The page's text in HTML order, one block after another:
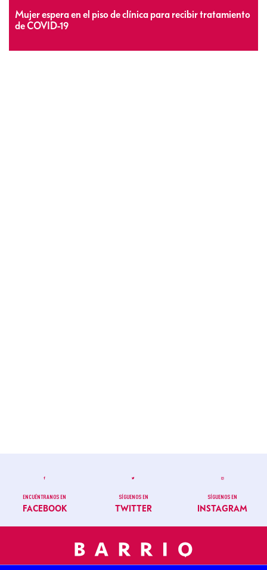
Mujer espera en el piso de clínica para recibir tratamiento
de COVID-19
ENCUÉNTRANOS EN
FACEBOOK
SÍGUENOS EN
TWITTER
SÍGUENOS EN
INSTAGRAM